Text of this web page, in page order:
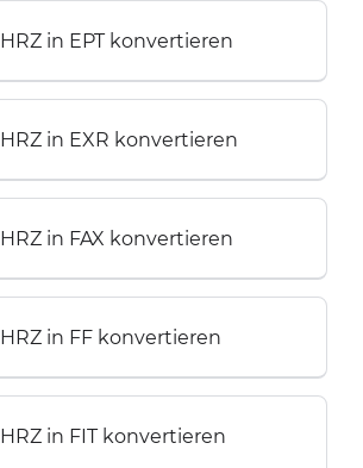
HRZ in EPT konvertieren
HRZ in EXR konvertieren
HRZ in FAX konvertieren
HRZ in FF konvertieren
HRZ in FIT konvertieren